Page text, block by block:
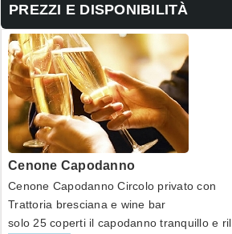
PREZZI E DISPONIBILITÀ
Cenone Capodanno
Cenone Capodanno Circolo privato con
Trattoria bresciana e wine bar
solo 25 coperti il capodanno tranquillo e ril